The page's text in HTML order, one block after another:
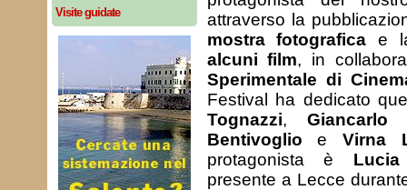
Visite guidate
attraverso la
mostra fotografica e
alcuni film, in
Sperimentale di
Festival ha dedicato
Tognazzi,Giancarlo
Bentivoglio eVirna
protagonista è
presente a Lecce